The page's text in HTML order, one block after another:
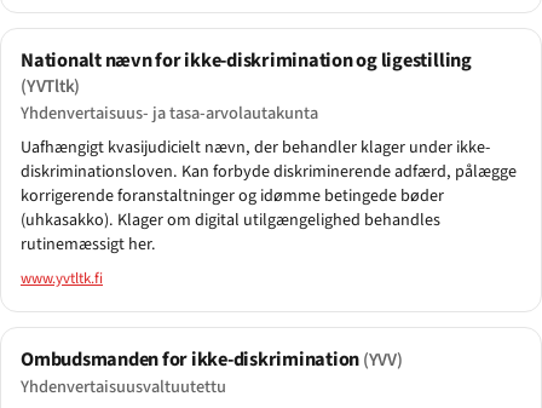
Nationalt nævn for ikke-diskrimination og ligestilling
(YVTltk)
Yhdenvertaisuus- ja tasa-arvolautakunta
Uafhængigt kvasijudicielt nævn, der behandler klager under ikke-
diskriminationsloven. Kan forbyde diskriminerende adfærd, pålægge
korrigerende foranstaltninger og idømme betingede bøder
(uhkasakko). Klager om digital utilgængelighed behandles
rutinemæssigt her.
www.yvtltk.fi
Ombudsmanden for ikke-diskrimination(YVV)
Yhdenvertaisuusvaltuutettu